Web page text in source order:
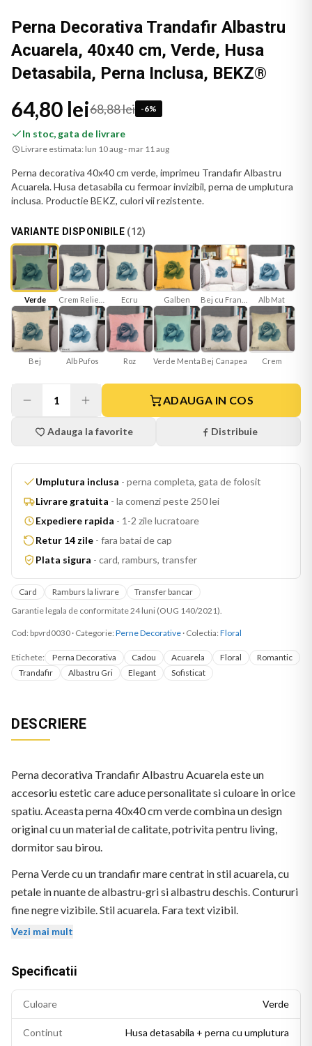
Perna Decorativa Trandafir Albastru
Acuarela, 40x40 cm, Verde, Husa
Detasabila, Perna Inclusa, BEKZ®
64,80 lei68,88 lei -6%
In stoc, gata de livrare
Livrare estimata: lun 10 aug - mar 11 aug
Perna decorativa 40x40 cm verde, imprimeu Trandafir Albastru
Acuarela. Husa detasabila cu fermoar invizibil, perna de umplutura
inclusa. Productie BEKZ, culori vii rezistente.
VARIANTE DISPONIBILE (12)
Verde Ecru Galben Alb Mat
Bej Alb Pufos Roz Verde Menta Bej Canapea Crem
1 ADAUGA IN COS
Adauga la favorite Distribuie
Umplutura inclusa - perna completa, gata de folosit
Livrare gratuita - la comenzi peste 250 lei
Expediere rapida - 1-2 zile lucratoare
Retur 14 zile - fara batai de cap
Plata sigura - card, ramburs, transfer
Card Ramburs la livrare
Transfer bancar
Garantie legala de conformitate 24 luni (OUG 140/2021).
Cod: bpvrd0030 · Categorie: Perne Decorative · Colectia: Floral
Etichete: Perna Decorativa Cadou Acuarela Floral
Romantic
Trandafir
Albastru Gri Elegant Sofisticat
DESCRIERE
Perna decorativa Trandafir Albastru Acuarela este un
accesoriu estetic care aduce personalitate si culoare in orice
spatiu. Aceasta perna 40x40 cm verde combina un design
original cu un material de calitate, potrivita pentru living,
dormitor sau birou.
Perna Verde cu un trandafir mare centrat in stil acuarela, cu
petale in nuante de albastru-gri si albastru deschis. Contururi
fine negre vizibile. Stil acuarela. Fara text vizibil.
Vezi mai mult
Specificatii
Culoare Verde
Continut Husa detasabila + perna cu umplutura